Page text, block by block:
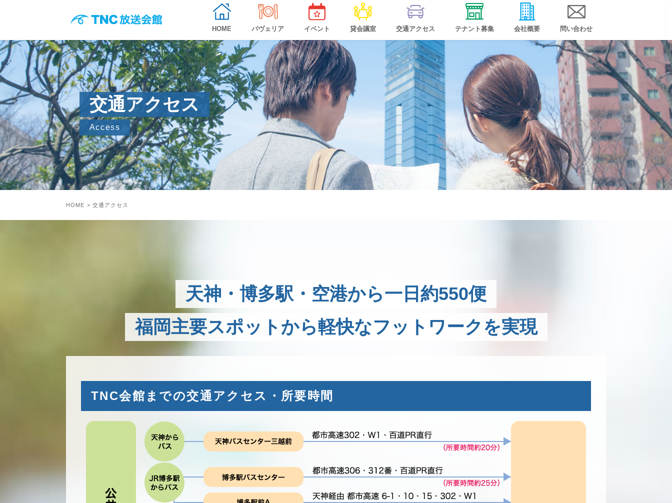
HOME パヴェリア イベント 貸会議室 交通アクセス テナント募集 会社概要 問い合わせ
交通アクセス
Access
HOME > 交通アクセス
天神・博多駅・空港から一日約550便
福岡主要スポットから軽快なフットワークを実現
TNC会館までの交通アクセス・所要時間